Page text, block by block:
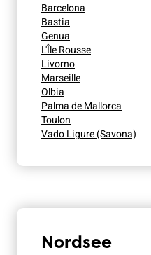
Barcelona
Bastia
Genua
L'Île Rousse
Livorno
Marseille
Olbia
Palma de Mallorca
Toulon
Vado Ligure (Savona)
Nordsee